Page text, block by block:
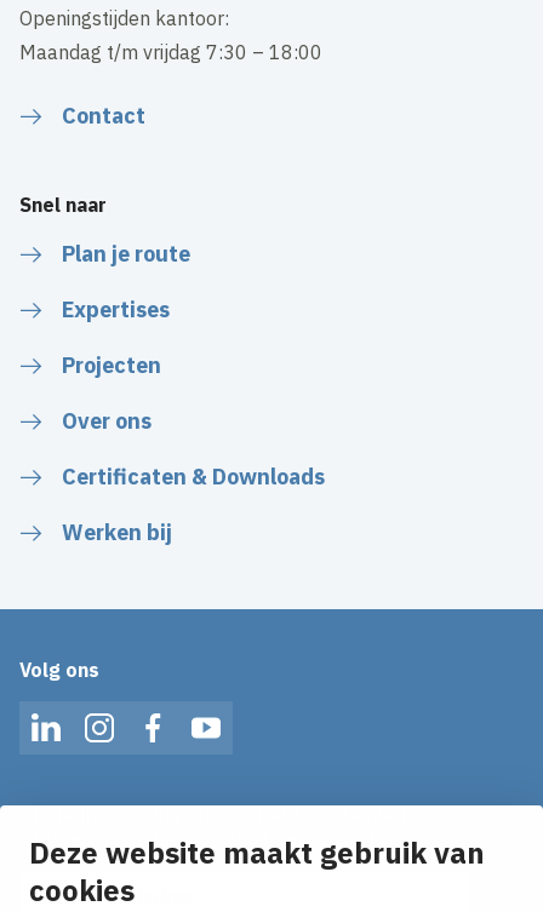
Deze website maakt gebruik van
cookies
Openingstijden kantoor:
Maandag t/m vrijdag 7:30 – 18:00
Contact
Snel naar
Plan je route
Expertises
Projecten
Over ons
Certificaten & Downloads
Werken bij
Volg ons
LinkedInInstagramFacebookYouTube
Ontvang onze nieuws alerts in je mailbox!
E-mailadres